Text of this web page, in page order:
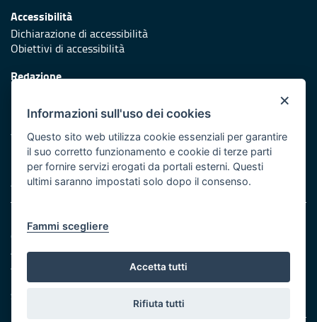
Accessibilità
Dichiarazione di accessibilità
Obiettivi di accessibilità
Redazione
Protezione civile
Vai al sito di Protezione Civile Puglia
Iniziativa finanziata con risorse del POR Puglia 2014/2020 -
Asse XI
Note legali
Cookie e privacy
Amministrazione trasparente
Atti di notifica
Feed RSS
Servizi Intranet
×
Informazioni sull'uso dei cookies
Questo sito web utilizza cookie essenziali per garantire
il suo corretto funzionamento e cookie di terze parti
per fornire servizi erogati da portali esterni. Questi
ultimi saranno impostati solo dopo il consenso.
Fammi scegliere
Accetta tutti
Rifiuta tutti